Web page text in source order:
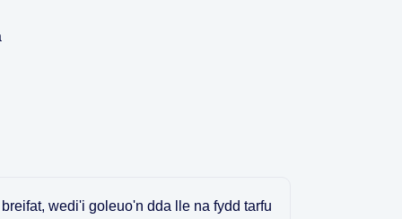
wedi'i goleuo'n dda lle na fydd tarfu